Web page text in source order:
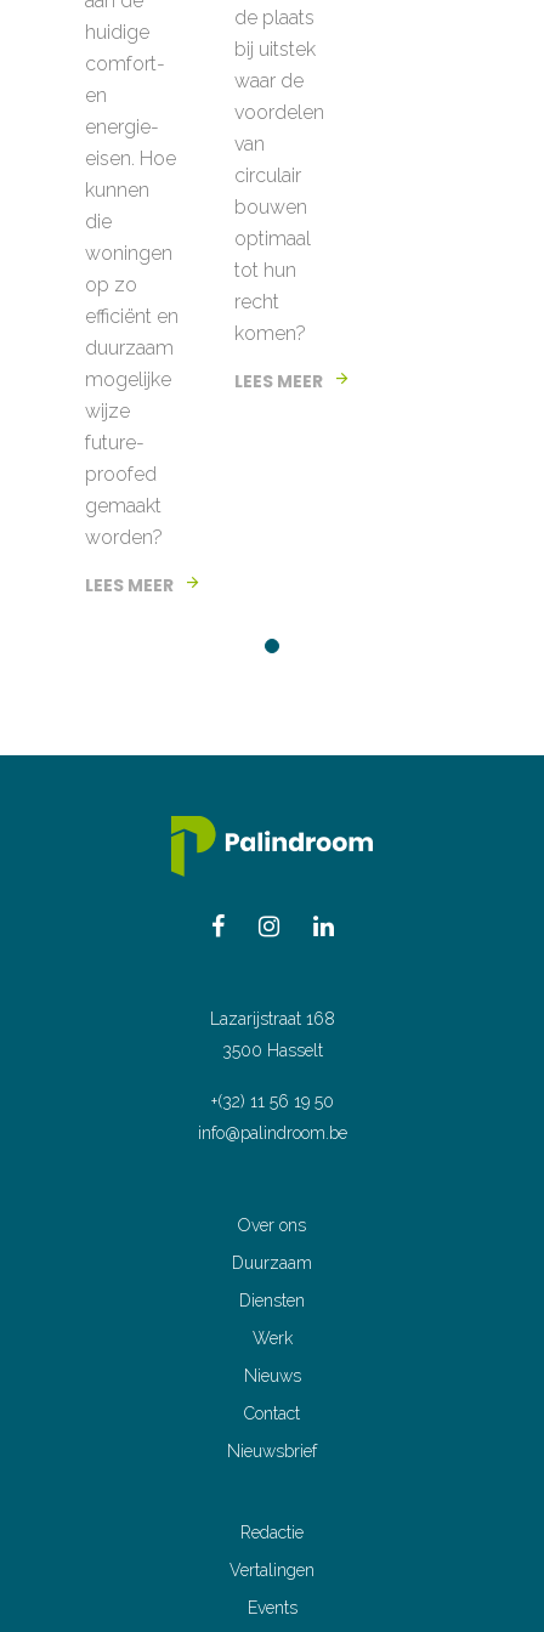
huidige
comfort-
en
energie-
eisen. Hoe
kunnen
die
woningen
op zo
efficiënt en
duurzaam
mogelijke
wijze
future-
proofed
gemaakt
worden?
LEES MEER
de plaats
bij uitstek
waar de
voordelen
van
circulair
bouwen
optimaal
tot hun
recht
komen?
LEES MEER
Lazarijstraat 168
3500 Hasselt
+(32) 11 56 19 50
info@palindroom.be
Over ons
Duurzaam
Diensten
Werk
Nieuws
Contact
Nieuwsbrief
Redactie
Vertalingen
Events